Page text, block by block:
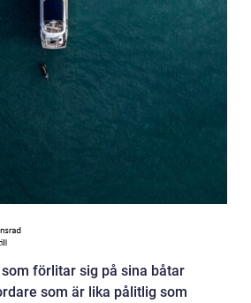
förlitar sig på sina båtar
som är lika pålitlig som